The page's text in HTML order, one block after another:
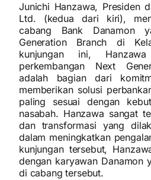
Junichi Hanzawa, Presiden
Ltd. (kedua dari kiri),
cabang Bank Danamon
Generation Branch di
kunjungan ini,
perkembangan Next
adalah bagian dari
memberikan solusi
paling sesuai dengan
nasabah. Hanzawa sangat
dan transformasi yang
dalam meningkatkan
kunjungan tersebut,
dengan karyawan Danamon
di cabang tersebut.